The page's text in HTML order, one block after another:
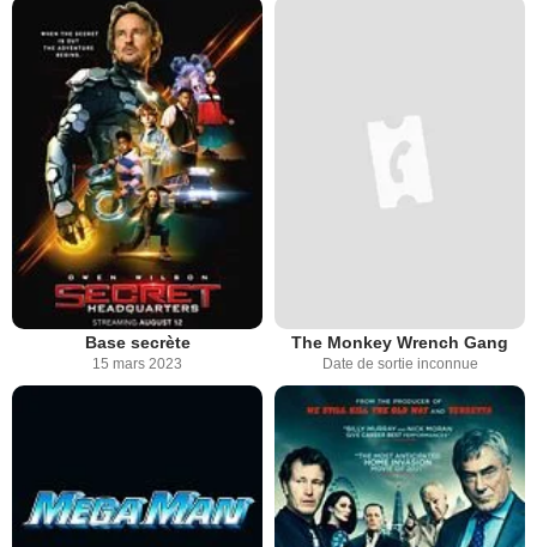
Base secrète
15 mars 2023
The Monkey Wrench Gang
Date de sortie inconnue